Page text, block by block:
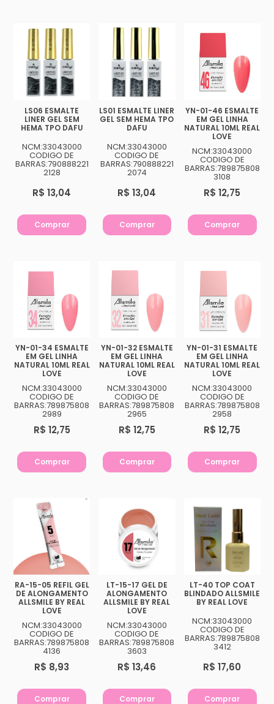
LS06 ESMALTE
LINER GEL SEM
HEMA TPO DAFU
NCM:33043000
CODIGO DE
BARRAS:790888221
2128
R$ 13,04
Comprar
LS01 ESMALTE LINER
GEL SEM HEMA TPO
DAFU
NCM:33043000
CODIGO DE
BARRAS:790888221
2074
R$ 13,04
Comprar
YN-01-46 ESMALTE
EM GEL LINHA
NATURAL 10ML REAL
LOVE
NCM:33043000
CODIGO DE
BARRAS:789875808
3108
R$ 12,75
Comprar
YN-01-34 ESMALTE
EM GEL LINHA
NATURAL 10ML REAL
LOVE
NCM:33043000
CODIGO DE
BARRAS:789875808
2989
R$ 12,75
Comprar
YN-01-32 ESMALTE
EM GEL LINHA
NATURAL 10ML REAL
LOVE
NCM:33043000
CODIGO DE
BARRAS:789875808
2965
R$ 12,75
Comprar
YN-01-31 ESMALTE
EM GEL LINHA
NATURAL 10ML REAL
LOVE
NCM:33043000
CODIGO DE
BARRAS:789875808
2958
R$ 12,75
Comprar
RA-15-05 REFIL GEL
DE ALONGAMENTO
ALLSMILE BY REAL
LOVE
NCM:33043000
CODIGO DE
BARRAS:789875808
4136
R$ 8,93
Comprar
LT-15-17 GEL DE
ALONGAMENTO
ALLSMILE BY REAL
LOVE
NCM:33043000
CODIGO DE
BARRAS:789875808
3603
R$ 13,46
Comprar
LT-40 TOP COAT
BLINDADO ALLSMILE
BY REAL LOVE
NCM:33043000
CODIGO DE
BARRAS:789875808
3412
R$ 17,60
Comprar